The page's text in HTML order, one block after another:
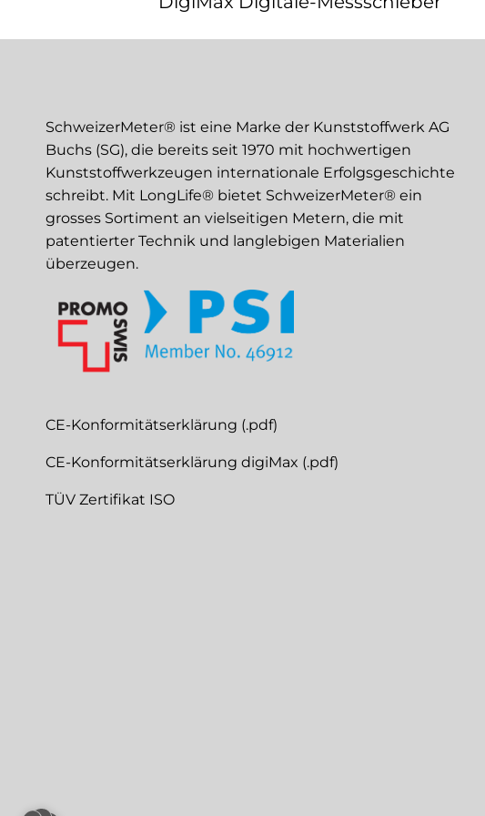
SchweizerMeter® ist eine Marke der Kunststoffwerk AG
Buchs (SG), die bereits seit 1970 mit hochwertigen
Kunststoffwerkzeugen internationale Erfolgsgeschichte
schreibt. Mit LongLife® bietet SchweizerMeter® ein
grosses Sortiment an vielseitigen Metern, die mit
patentierter Technik und langlebigen Materialien
überzeugen.
CE-Konformitätserklärung (.pdf)
CE-Konformitätserklärung digiMax (.pdf)
TÜV Zertifikat ISO